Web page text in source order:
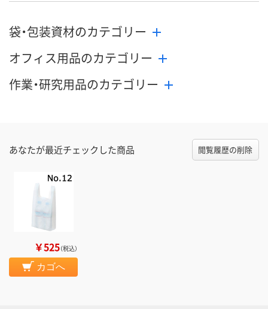
袋・包装資材のカテゴリー
オフィス用品のカテゴリー
作業・研究用品のカテゴリー
あなたが最近チェックした商品 閲覧履歴の削除
￥525（税込）
カゴへ